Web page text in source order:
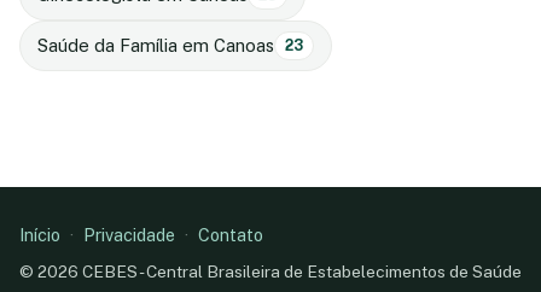
Saúde da Família em Canoas 23
Início · Privacidade · Contato
© 2026 CEBES - Central Brasileira de Estabelecimentos de Saúde